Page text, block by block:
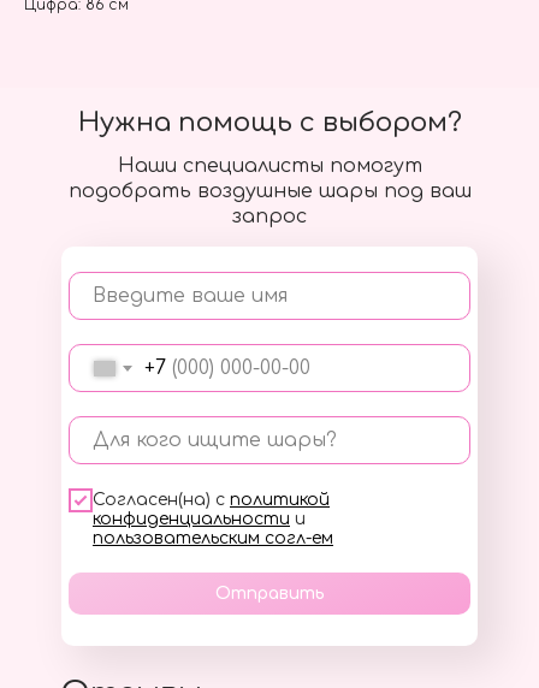
Цифра: 86 см
Наши специалисты помогут
подобрать воздушные шары под ваш
запрос
Введите ваше имя
+7
Для кого ищите шары?
Согласен(на) с политикой
конфиденциальности и
пользовательским согл-ем
Отправить
Нужна помощь с выбором?